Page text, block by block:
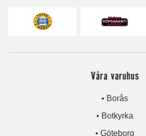
Våra varuhus
• Borås
• Botkyrka
• Göteborg